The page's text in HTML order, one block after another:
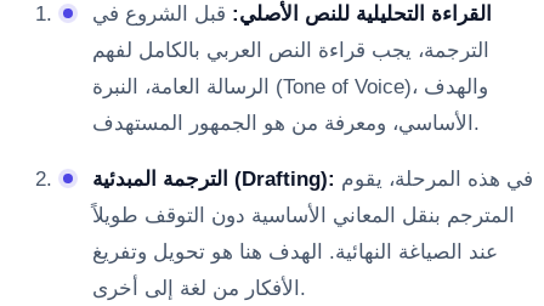
القراءة التحليلية للنص الأصلي: قبل الشروع في
الترجمة، يجب قراءة النص العربي بالكامل لفهم
الرسالة العامة، النبرة (Tone of Voice)، والهدف
الأساسي، ومعرفة من هو الجمهور المستهدف.
الترجمة المبدئية (Drafting):
المترجم بنقل المعاني الأساسية دون التوقف طويلاً
عند الصياغة النهائية. الهدف هنا هو تحويل وتفريغ
الأفكار من لغة إلى أخرى.